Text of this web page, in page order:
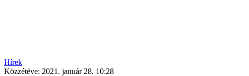
Hírek
Közzétéve: 2021. január 28. 10:28